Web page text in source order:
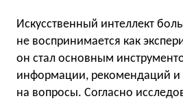
Искусственный интеллект
не воспринимается как
он стал основным
информации, рекомендаций и
на вопросы. Согласно